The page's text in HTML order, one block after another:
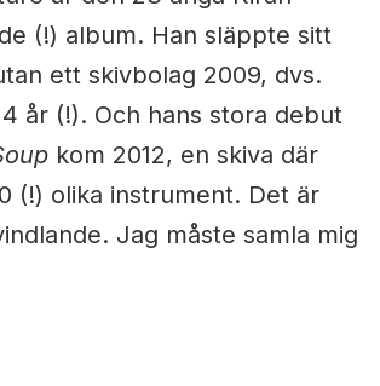
(!) album. Han släppte sitt
ett skivbolag 2009, dvs.
år (!). Och hans stora debut
kom 2012, en skiva där
(!) olika instrument. Det är
Jag måste samla mig